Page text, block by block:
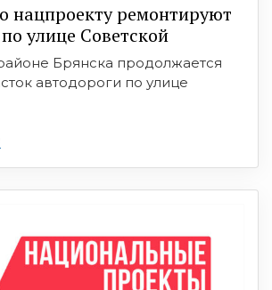
нацпроекту ремонтируют
улице Советской
Брянска продолжается
автодороги по улице